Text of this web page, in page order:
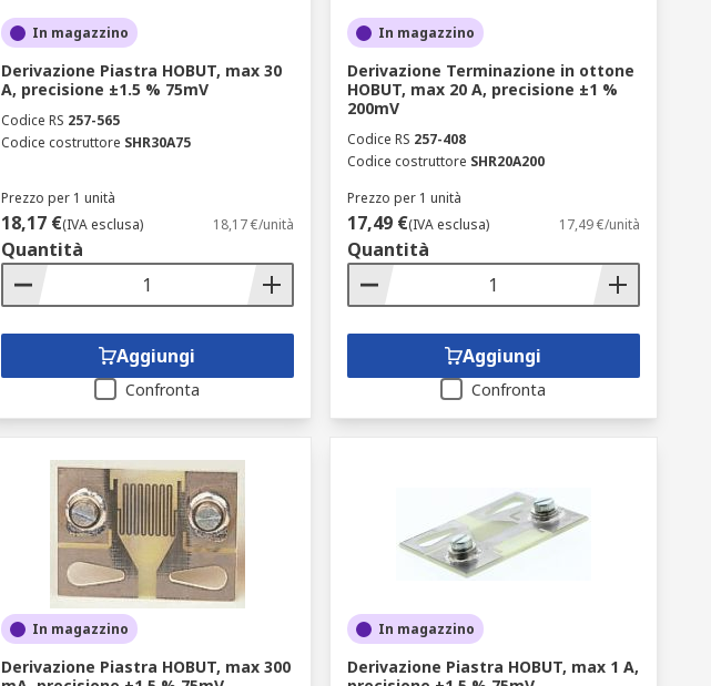
In magazzino
Derivazione Piastra HOBUT, max 30
A, precisione ±1.5 % 75mV
Codice RS 257-565
Codice costruttore SHR30A75
Prezzo per 1 unità
18,17 €(IVA esclusa) 18,17 €/unità
Quantità
Aggiungi
Confronta
In magazzino
Derivazione Terminazione in ottone
HOBUT, max 20 A, precisione ±1 %
200mV
Codice RS 257-408
Codice costruttore SHR20A200
Prezzo per 1 unità
17,49 €(IVA esclusa) 17,49 €/unità
Quantità
Aggiungi
Confronta
In magazzino
Derivazione Piastra HOBUT, max 300
In magazzino
Derivazione Piastra HOBUT, max 1 A,